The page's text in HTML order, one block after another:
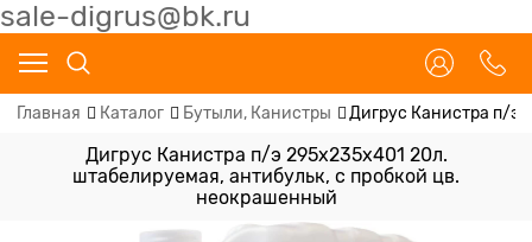
sale-digrus@bk.ru
Главная Каталог Бутыли, Канистры Дигрус Канистра п/э
Дигрус Канистра п/э 295х235х401 20л.
штабелируемая, антибульк, с пробкой цв.
неокрашенный